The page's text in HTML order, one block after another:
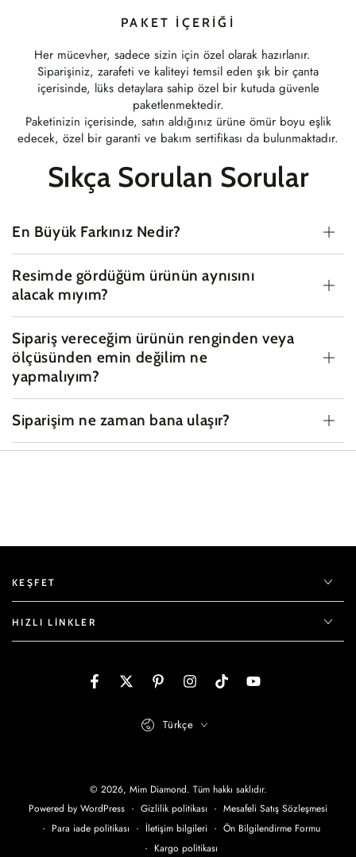
PAKET İÇERIĞI
Her mücevher, sadece sizin için özel olarak hazırlanır.
Siparişiniz, zarafeti ve kaliteyi temsil eden şık bir çanta
içerisinde, lüks detaylara sahip özel bir kutuda güvenle
paketlenmektedir.
Paketinizin içerisinde, satın aldığınız ürüne ömür boyu eşlik
edecek, özel bir garanti ve bakım sertifikası da bulunmaktadır.
Sıkça Sorulan Sorular
En Büyük Farkınız Nedir?
Resimde gördüğüm ürünün aynısını
alacak mıyım?
Sipariş vereceğim ürünün renginden veya
ölçüsünden emin değilim ne
yapmalıyım?
Siparişim ne zaman bana ulaşır?
KEŞFET
HIZLI LINKLER
© 2026, Mim Diamond. Tüm hakkı saklıdır.
Powered by WordPress
Gizlilik politikası
Mesafeli Satış Sözleşmesi
Para iade politikası
İletişim bilgileri
Ön Bilgilendirme Formu
Kargo politikası
Türkçe